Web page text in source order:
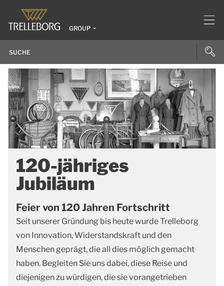
GROUP
120-jähriges
Jubiläum
Feier von 120 Jahren Fortschritt
Seit unserer Gründung bis heute wurde Trelleborg
von Innovation, Widerstandskraft und den
Menschen geprägt, die all dies möglich gemacht
haben. Begleiten Sie uns dabei, diese Reise und
diejenigen zu würdigen, die sie vorangetrieben